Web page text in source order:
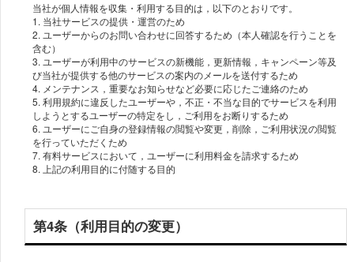
当社が個人情報を収集・利用する目的は，以下のとおりです。
1. 当社サービスの提供・運営のため
2. ユーザーからのお問い合わせに回答するため（本人確認を行うことを
含む）
3. ユーザーが利用中のサービスの新機能，更新情報，キャンペーン等及
び当社が提供する他のサービスの案内のメールを送付するため
4. メンテナンス，重要なお知らせなど必要に応じたご連絡のため
5. 利用規約に違反したユーザーや，不正・不当な目的でサービスを利用
しようとするユーザーの特定をし，ご利用をお断りするため
6. ユーザーにご自身の登録情報の閲覧や変更，削除，ご利用状況の閲覧
を行っていただくため
7. 有料サービスにおいて，ユーザーに利用料金を請求するため
8. 上記の利用目的に付随する目的
第4条（利用目的の変更）